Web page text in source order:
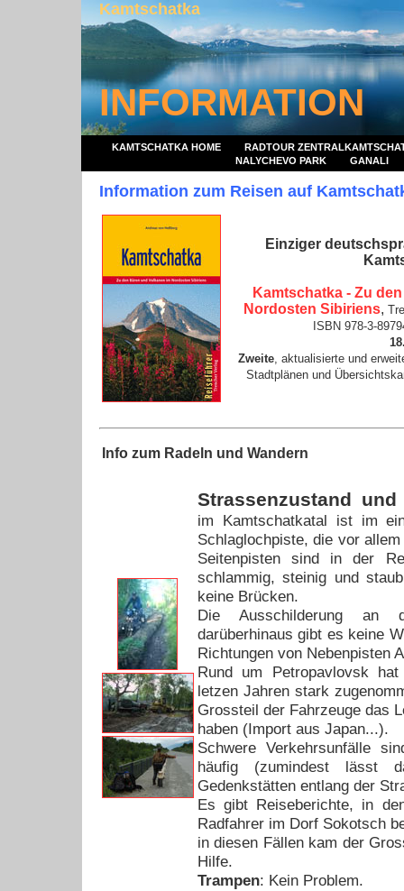
Kamtschatka
INFORMATION
KAMTSCHATKA HOME
RADTOUR
NALYCHEVO PARK
GANALI
Information zum Reisen auf
Einziger
Kamtschatka - Zu
Nordosten Sibiriens,
ISBN 978-3-
Zweite, aktualisierte und
Stadtplänen und
Info zum Radeln und Wandern
Strassenzustand und
im Kamtschatkatal ist im
Schlaglochpiste, die vor
Seitenpisten sind in der
schlammig, steinig und
keine Brücken.
Die Ausschilderung an
darüberhinaus gibt es keine
Richtungen von Nebenpisten
Rund um Petropavlovsk
letzen Jahren stark
Grossteil der Fahrzeuge das
haben (Import aus Japan...).
Schwere Verkehrsunfälle
häufig (zumindest lässt
Gedenkstätten entlang der
Es gibt Reiseberichte, in
Radfahrer im Dorf Sokotsch
in diesen Fällen kam der
Hilfe.
Trampen: Kein Problem.